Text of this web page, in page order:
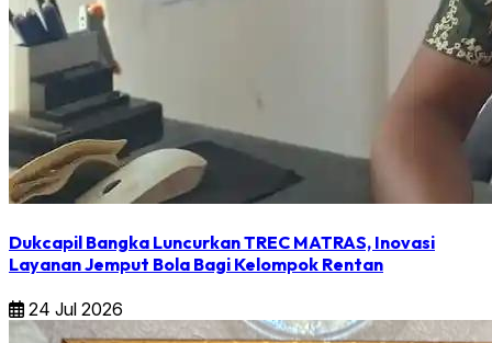
Dukcapil Bangka Luncurkan TREC MATRAS, Inovasi
Layanan Jemput Bola Bagi Kelompok Rentan
24 Jul 2026